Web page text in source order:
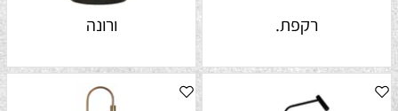
רקפת. ורונה